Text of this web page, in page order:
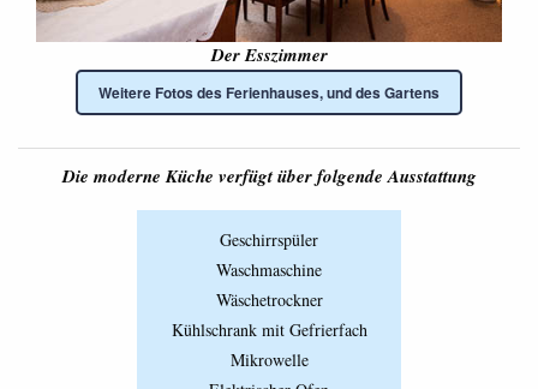
Der Esszimmer
Weitere Fotos des Ferienhauses, und des Gartens
Die moderne Küche verfügt über folgende Ausstattung
Geschirrspüler
Waschmaschine
Wäschetrockner
Kühlschrank mit Gefrierfach
Mikrowelle